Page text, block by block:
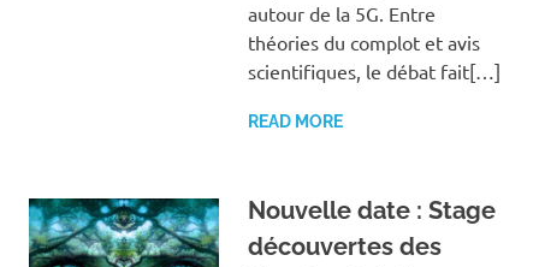
autour de la 5G. Entre
théories du complot et avis
scientifiques, le débat fait[…]
READ MORE
Nouvelle date : Stage
découvertes des